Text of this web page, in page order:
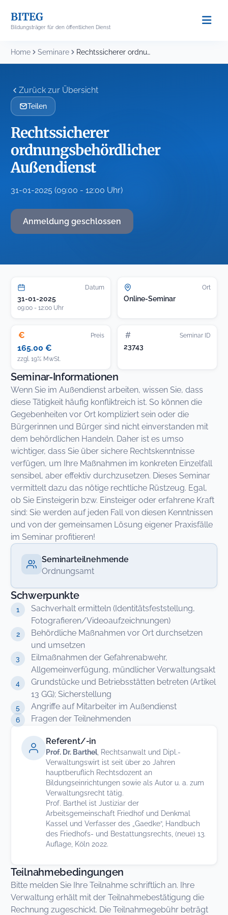
content
BITEG
Bildungsträger für den öffentlichen Dienst
Home Seminare Rechtssicherer ordnungsbehördlicher Außendienst
Zurück zur Übersicht
Teilen
Rechtssicherer
ordnungsbehördlicher
Außendienst
31-01-2025 (09:00 - 12:00 Uhr)
Anmeldung geschlossen
Datum
31-01-2025
09:00 - 12:00 Uhr
Ort
Online-Seminar
€ Preis
165.00 €
zzgl. 19% MwSt.
# Seminar ID
23743
Seminar-Informationen
Wenn Sie im Außendienst arbeiten, wissen Sie, dass
diese Tätigkeit häufig konfliktreich ist. So können die
Gegebenheiten vor Ort kompliziert sein oder die
Bürgerinnen und Bürger sind nicht einverstanden mit
dem behördlichen Handeln. Daher ist es umso
wichtiger, dass Sie über sichere Rechtskenntnisse
verfügen, um Ihre Maßnahmen im konkreten Einzelfall
sensibel, aber effektiv durchzusetzen. Dieses Seminar
vermittelt dazu das nötige rechtliche Rüstzeug. Egal,
ob Sie Einsteigerin bzw. Einsteiger oder erfahrene Kraft
sind: Sie werden auf jeden Fall von diesen Kenntnissen
und von der gemeinsamen Lösung eigener Praxisfälle
im Seminar profitieren!
Seminarteilnehmende
Ordnungsamt
Schwerpunkte
Sachverhalt ermitteln (Identitätsfeststellung,
Fotografieren/Videoaufzeichnungen)
Behördliche Maßnahmen vor Ort durchsetzen
und umsetzen
Eilmaßnahmen der Gefahrenabwehr,
Allgemeinverfügung, mündlicher Verwaltungsakt
Grundstücke und Betriebsstätten betreten (Artikel
13 GG); Sicherstellung
Angriffe auf Mitarbeiter im Außendienst
Fragen der Teilnehmenden
Referent/-in
Prof. Dr. Barthel, Rechtsanwalt und Dipl.-
Verwaltungswirt ist seit über 20 Jahren
hauptberuflich Rechtsdozent an
Bildungseinrichtungen sowie als Autor u. a. zum
Verwaltungsrecht tätig.
Prof. Barthel ist Justiziar der
Arbeitsgemeinschaft Friedhof und Denkmal
Kassel und Verfasser des „Gaedke“, Handbuch
des Friedhofs- und Bestattungsrechts, (neue) 13.
Auflage, Köln 2022.
Teilnahmebedingungen
Bitte melden Sie Ihre Teilnahme schriftlich an. Ihre
Verwaltung erhält mit der Teilnahmebestätigung die
Rechnung zugeschickt. Die Teilnahmegebühr beträgt